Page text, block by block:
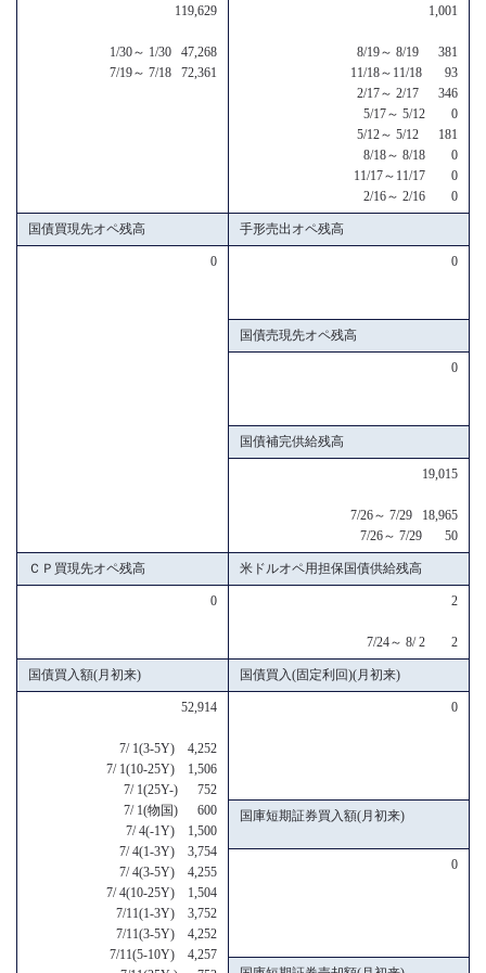
119,629
1/30～ 1/30 47,268
7/19～ 7/18 72,361
1,001
8/19～ 8/19 381
11/18～11/18 93
2/17～ 2/17 346
5/17～ 5/12 0
5/12～ 5/12 181
8/18～ 8/18 0
11/17～11/17 0
2/16～ 2/16 0
国債買現先オペ残高 手形売出オペ残高
0 0
国債売現先オペ残高
0
国債補完供給残高
19,015
7/26～ 7/29 18,965
7/26～ 7/29 50
ＣＰ買現先オペ残高 米ドルオペ用担保国債供給残高
0 2
7/24～ 8/ 2 2
国債買入額(月初来) 国債買入(固定利回)(月初来)
52,914
7/ 1(3-5Y) 4,252
7/ 1(10-25Y) 1,506
7/ 1(25Y-) 752
7/ 1(物国) 600
7/ 4(-1Y) 1,500
7/ 4(1-3Y) 3,754
7/ 4(3-5Y) 4,255
7/ 4(10-25Y) 1,504
7/11(1-3Y) 3,752
7/11(3-5Y) 4,252
7/11(5-10Y) 4,257
0
国庫短期証券買入額(月初来)
0